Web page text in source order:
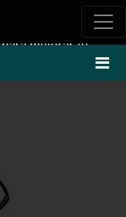
mejorar tu